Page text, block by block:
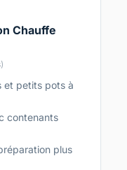
Chauffe
et petits pots à
contenants
plus